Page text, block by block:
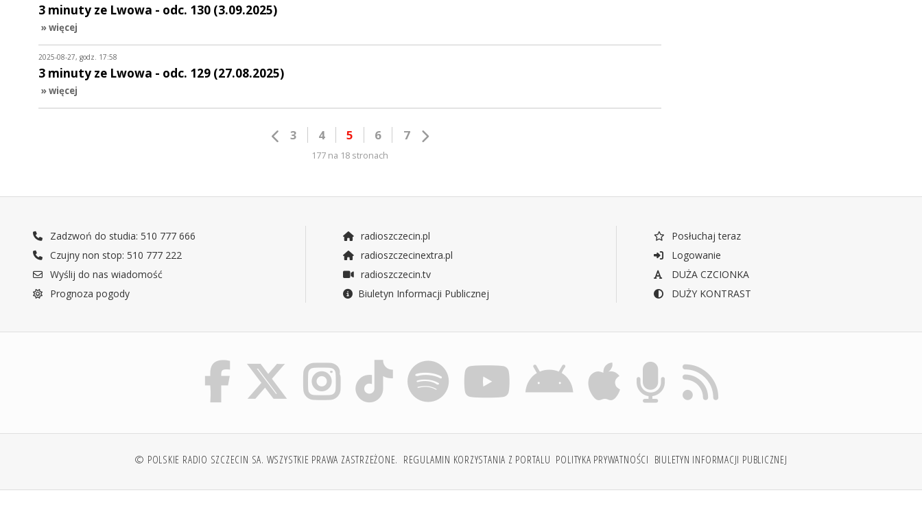
3 minuty ze Lwowa - odc. 130 (3.09.2025)
» więcej
2025-08-27, godz. 17:58
3 minuty ze Lwowa - odc. 129 (27.08.2025)
» więcej
3 4 5 6 7
177 na 18 stronach
Zadzwoń do studia: 510 777 666
Czujny non stop: 510 777 222
Wyślij do nas wiadomość
Prognoza pogody
radioszczecin.pl
radioszczecinextra.pl
radioszczecin.tv
Biuletyn Informacji Publicznej
Posłuchaj teraz
Logowanie
DUŻA CZCIONKA
DUŻY KONTRAST
© POLSKIE RADIO SZCZECIN SA. WSZYSTKIE PRAWA ZASTRZEŻONE. REGULAMIN KORZYSTANIA Z PORTALU POLITYKA PRYWATNOŚCI BIULETYN INFORMACJI PUBLICZNEJ